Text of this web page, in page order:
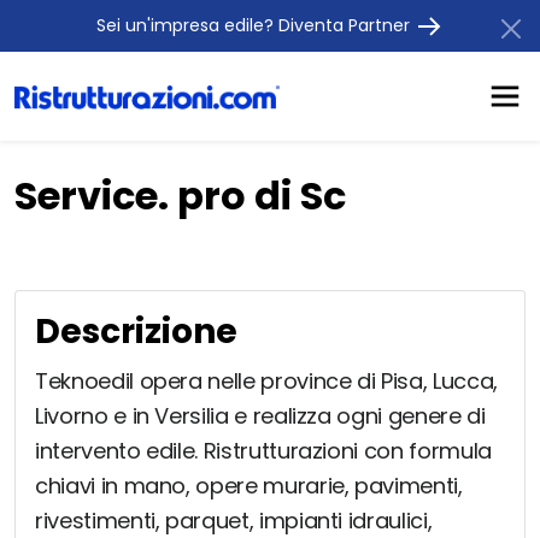
Sei un'impresa edile? Diventa Partner
Service. pro di Sc
Descrizione
Teknoedil opera nelle province di Pisa, Lucca,
Livorno e in Versilia e realizza ogni genere di
intervento edile. Ristrutturazioni con formula
chiavi in mano, opere murarie, pavimenti,
rivestimenti, parquet, impianti idraulici,